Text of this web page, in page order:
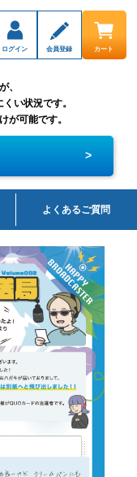
ログイン 会員登録 カート
、
い状況です。
が可能です。
>
よくあるご質問